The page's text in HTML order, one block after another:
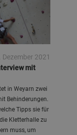
Dezember 2021
mit
in Weyarn zwei
Behinderungen.
Tipps sie für
Kletterhalle zu
muss, um